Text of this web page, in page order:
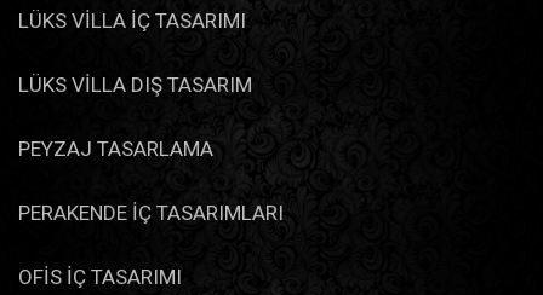
LÜKS VİLLA İÇ TASARIMI
LÜKS VİLLA DIŞ TASARIM
PEYZAJ TASARLAMA
PERAKENDE İÇ TASARIMLARI
OFİS İÇ TASARIMI